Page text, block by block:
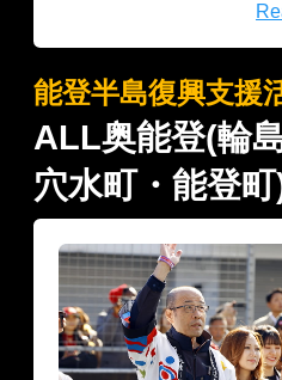
能登半島復興支援
ALL奥能登(輪
穴水町・能登